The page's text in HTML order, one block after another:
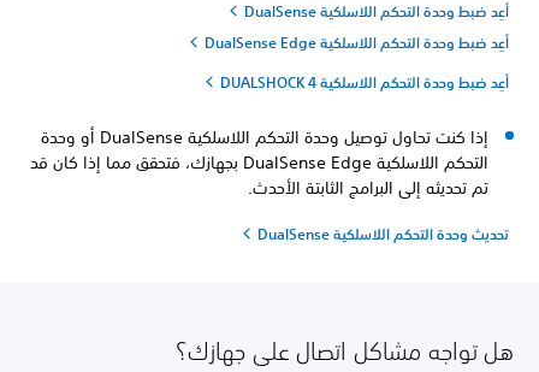
أعِد ضبط وحدة التحكم اللاسلكية DualSense
أعِد ضبط وحدة التحكم اللاسلكية DualSense Edge
أعِد ضبط وحدة التحكم اللاسلكية DUALSHOCK 4
إذا كنت تحاول توصيل وحدة التحكم اللاسلكية DualSense أو وحدة
التحكم اللاسلكية DualSense Edge بجهازك، فتحقق مما إذا كان قد
تم تحديثه إلى البرامج الثابتة الأحدث.
تحديث وحدة التحكم اللاسلكية DualSense
هل تواجه مشاكل اتصال على جهازك؟